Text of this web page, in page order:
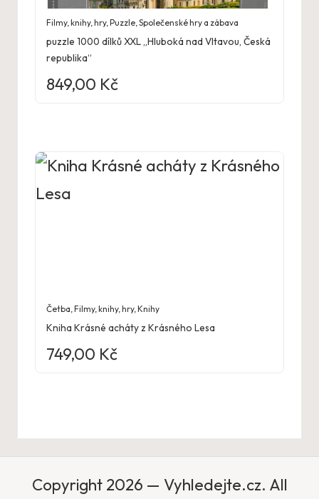
Filmy, knihy, hry,Puzzle,Společenské hry a zábava
puzzle 1000 dílků XXL „Hluboká nad Vltavou, Česká
republika“
849,00 Kč
Četba,Filmy, knihy, hry,Knihy
Kniha Krásné acháty z Krásného Lesa
749,00 Kč
Copyright 2026 — Vyhledejte.cz. All